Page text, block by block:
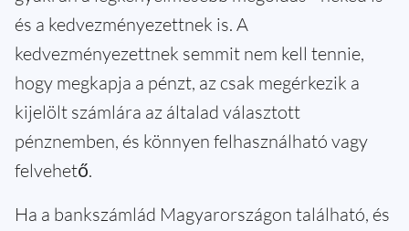
és a kedvezményezettnek is. A
kedvezményezettnek semmit nem kell tennie,
hogy megkapja a pénzt, az csak megérkezik a
kijelölt számlára az általad választott
pénznemben, és könnyen felhasználható vagy
felvehető.
Ha a bankszámlád Magyarországon található, és